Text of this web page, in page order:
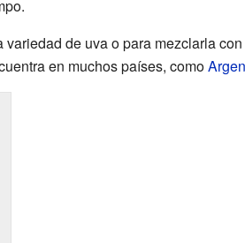
de uva o para mezclarla
en muchos países, como